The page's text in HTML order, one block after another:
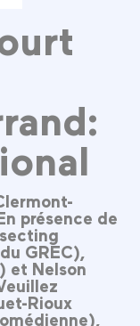
présence de
GREC),
et Nelson
Rioux